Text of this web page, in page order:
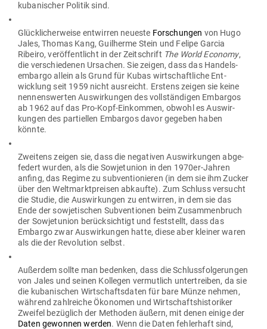
kuba­ni­scher Politik sind.
Glück­li­cher­weise ent­wirren neueste For­schungen von Hugo
Jales, Thomas Kang, Guil­herme Stein und Felipe Garcia
Ribeiro, ver­öf­fent­licht in der Zeit­schrift The World Economy,
die ver­schie­denen Ursachen. Sie zeigen, dass das Han­dels­
em­bargo allein als Grund für Kubas wirt­schaft­liche Ent­
wicklung seit 1959 nicht aus­reicht. Erstens zeigen sie keine
nen­nens­werten Aus­wir­kungen des voll­stän­digen Embargos
ab 1962 auf das Pro-Kopf-Ein­kommen, obwohl es Aus­wir­
kungen des par­ti­ellen Embargos davor gegeben haben
könnte.
Zweitens zeigen sie, dass die nega­tiven Aus­wir­kungen abge­
federt wurden, als die Sowjet­union in den 1970er-Jahren
anfing, das Regime zu sub­ven­tio­nieren (in dem sie ihm Zucker
über den Welt­markt­preisen abkaufte). Zum Schluss ver­sucht
die Studie, die Aus­wir­kungen zu ent­wirren, in dem sie das
Ende der sowje­ti­schen Sub­ven­tionen beim Zusam­men­bruch
der Sowjet­union berück­sichtigt und fest­stellt, dass das
Embargo zwar Aus­wir­kungen hatte, diese aber kleiner waren
als die der Revo­lution selbst.
Außerdem sollte man bedenken, dass die Schluss­fol­ge­rungen
von Jales und seinen Kol­legen ver­mutlich unter­treiben, da sie
die kuba­ni­schen Wirt­schafts­daten für bare Münze nehmen,
während zahl­reiche Öko­nomen und Wirt­schafts­his­to­riker
Zweifel bezüglich der Methoden äußern, mit denen einige der
Daten gewonnen werden. Wenn die Daten feh­lerhaft sind,